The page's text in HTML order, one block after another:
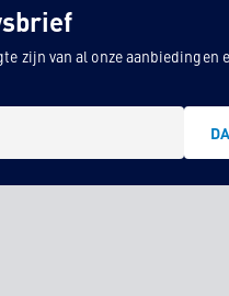
zijn van al onze aanbiedingen